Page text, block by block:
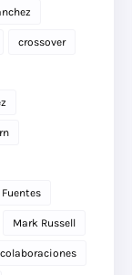
crossover
Fuentes
Mark Russell
colaboraciones